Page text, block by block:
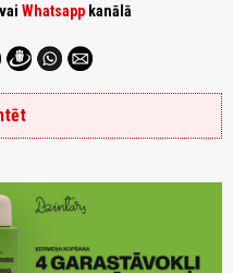
vai Whatsapp kanālā